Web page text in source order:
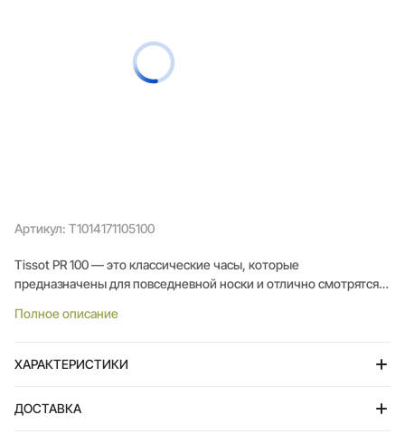
Артикул: T1014171105100
Tissot PR 100 ― это классические часы, которые
предназначены для повседневной носки и отлично смотрятся в
поклонниками коллекции простым элегантным циферблатом и
качества исполнения и традиционного стиля.
Полное описание
ХАРАКТЕРИСТИКИ
ДОСТАВКА